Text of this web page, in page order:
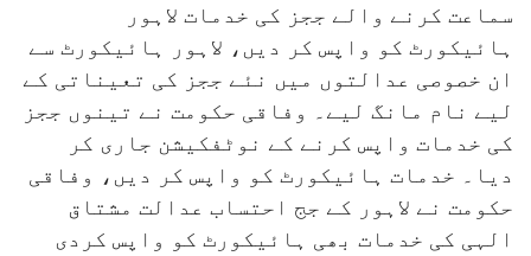
سماعت کرنے والے ججز کی خدمات لاہور
ہائیکورٹ کو واپس کر دیں، لاہور ہائیکورٹ سے
ان خصوصی عدالتوں میں نئے ججز کی تعیناتی کے
لیے نام مانگ لیے۔ وفاقی حکومت نے تینوں ججز
کی خدمات واپس کرنے کے نوٹفکیشن جاری کر
دیا۔ خدمات ہائیکورٹ کو واپس کر دیں، وفاقی
حکومت نے لاہور کے جج احتساب عدالت مشتاق
الہی کی خدمات بھی ہائیکورٹ کو واپس کردی